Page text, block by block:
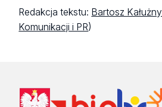
Redakcja tekstu: Bartosz Kałużny
Komunikacji i PR)